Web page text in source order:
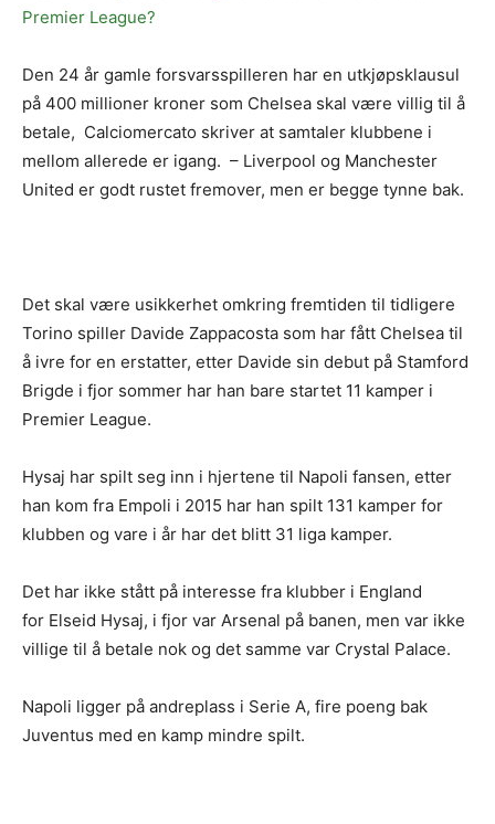
Premier League?
Den 24 år gamle forsvarsspilleren har en utkjøpsklausul
på 400 millioner kroner som Chelsea skal være villig til å
betale, Calciomercato skriver at samtaler klubbene i
mellom allerede er igang. – Liverpool og Manchester
United er godt rustet fremover, men er begge tynne bak.
Det skal være usikkerhet omkring fremtiden til tidligere
Torino spiller Davide Zappacosta som har fått Chelsea til
å ivre for en erstatter, etter Davide sin debut på Stamford
Brigde i fjor sommer har han bare startet 11 kamper i
Premier League.
Hysaj har spilt seg inn i hjertene til Napoli fansen, etter
han kom fra Empoli i 2015 har han spilt 131 kamper for
klubben og vare i år har det blitt 31 liga kamper.
Det har ikke stått på interesse fra klubber i England
for Elseid Hysaj, i fjor var Arsenal på banen, men var ikke
villige til å betale nok og det samme var Crystal Palace.
Napoli ligger på andreplass i Serie A, fire poeng bak
Juventus med en kamp mindre spilt.